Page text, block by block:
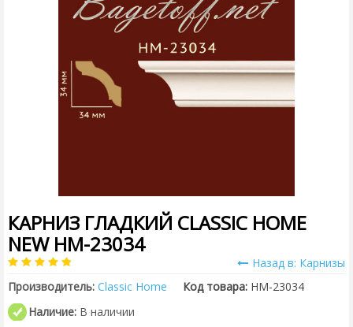
КАРНИЗ ГЛАДКИЙ CLASSIC HOME
NEW HM-23034
Назад в: Карнизы
Производитель: Classic Home Код товара: HM-23034
Наличие: В наличии